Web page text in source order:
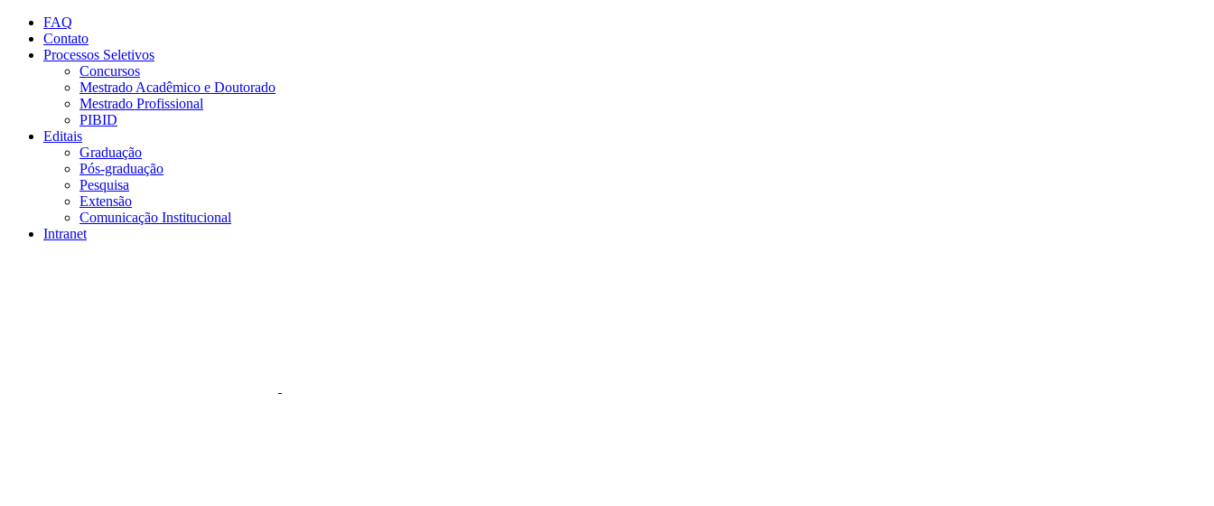
Conteúdo principal
FAQ
Contato
Processos Seletivos
Concursos
Mestrado Acadêmico e Doutorado
Mestrado Profissional
PIBID
Editais
Graduação
Pós-graduação
Pesquisa
Extensão
Comunicação Institucional
Intranet